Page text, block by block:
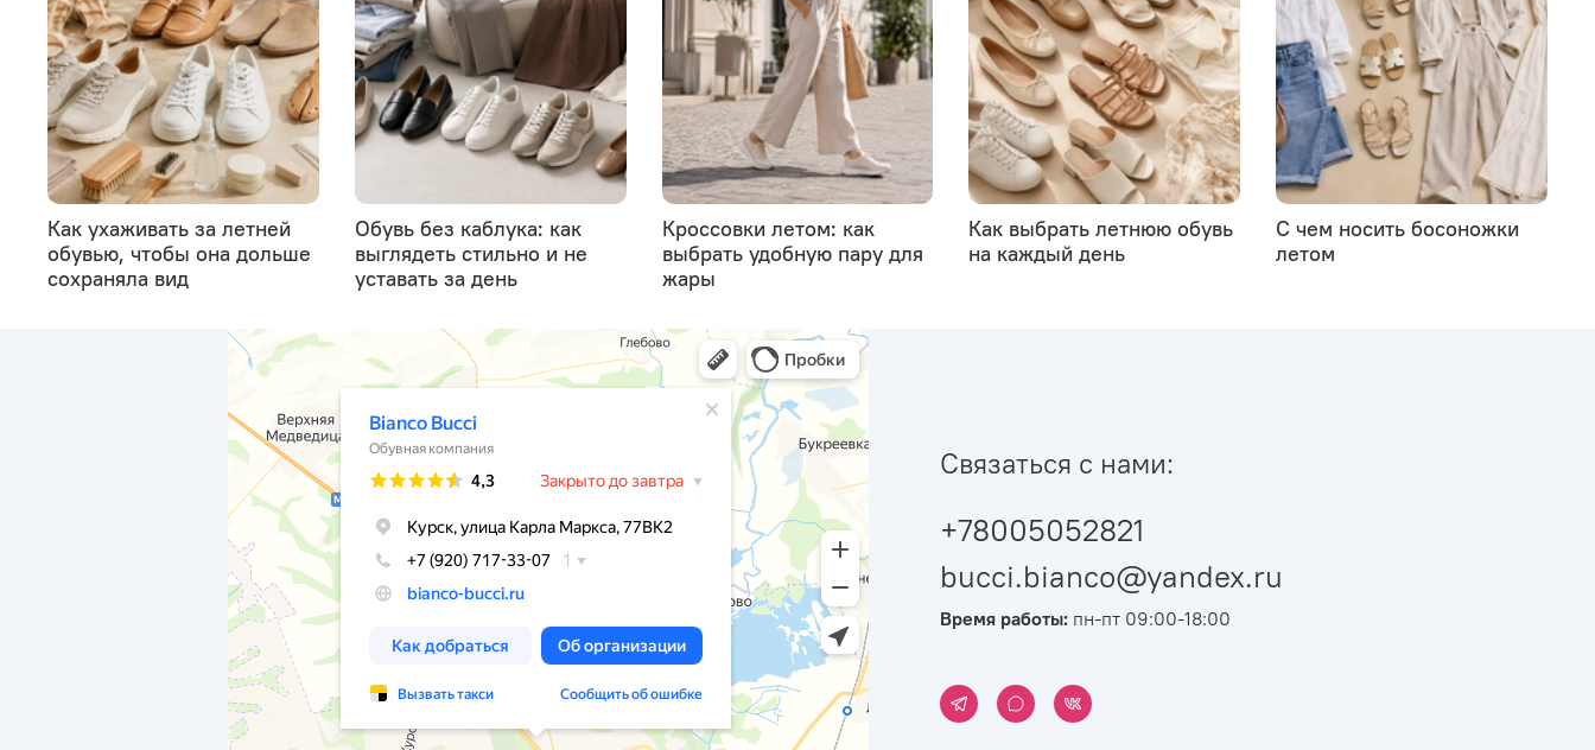
Как ухаживать за летней
обувью, чтобы она дольше
сохраняла вид
Обувь без каблука: как
выглядеть стильно и не
уставать за день
Кроссовки летом: как
выбрать удобную пару для
жары
Как выбрать летнюю обувь
на каждый день
С чем носить босоножки
летом
Связаться с нами:
+78005052821
bucci.bianco@yandex.ru
Время работы: пн-пт 09:00-18:00